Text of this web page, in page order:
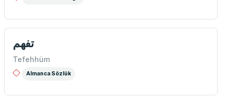
تفهم
Tefehhüm
Almanca Sözlük